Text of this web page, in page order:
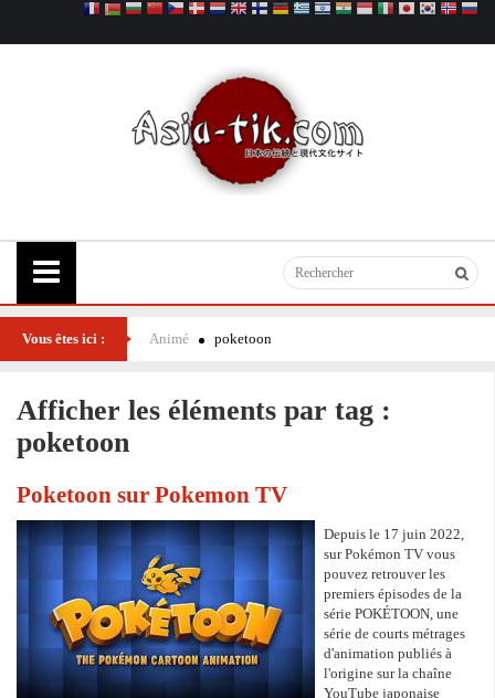
Vous êtes ici : Animé poketoon
Afficher les éléments par tag :
poketoon
Poketoon sur Pokemon TV
Depuis le 17 juin 2022,
sur Pokémon TV vous
pouvez retrouver les
premiers épisodes de la
série POKÉTOON, une
série de courts métrages
d'animation publiés à
l'origine sur la chaîne
YouTube japonaise